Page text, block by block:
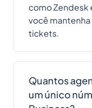
como Zendesk
você
tickets.
Quantos
um único